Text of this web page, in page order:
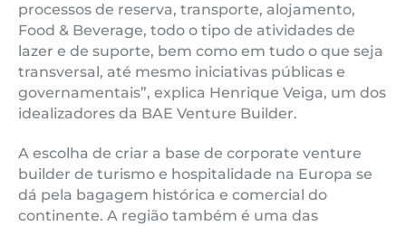
processos de reserva, transporte, alojamento,
Food & Beverage, todo o tipo de atividades de
lazer e de suporte, bem como em tudo o que seja
transversal, até mesmo iniciativas públicas e
governamentais”, explica Henrique Veiga, um dos
idealizadores da BAE Venture Builder.
A escolha de criar a base de corporate venture
builder de turismo e hospitalidade na Europa se
dá pela bagagem histórica e comercial do
continente. A região também é uma das